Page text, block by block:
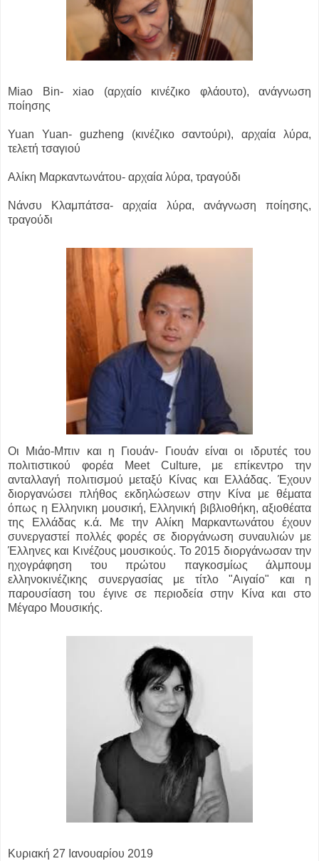
Miao Bin- xiao (αρχαίο κινέζικο φλάουτο), ανάγνωση
ποίησης
Yuan Yuan- guzheng (κινέζικο σαντούρι), αρχαία λύρα,
τελετή τσαγιού
Αλίκη Μαρκαντωνάτου- αρχαία λύρα, τραγούδι
Νάνσυ Κλαμπάτσα- αρχαία λύρα, ανάγνωση ποίησης,
τραγούδι
Οι Μιάο-Μπιν και η Γιουάν- Γιουάν είναι οι ιδρυτές του
πολιτιστικού φορέα Meet Culture, με επίκεντρο την
ανταλλαγή πολιτισμού μεταξύ Κίνας και Ελλάδας. Έχουν
διοργανώσει πλήθος εκδηλώσεων στην Κίνα με θέματα
όπως η Ελληνικη μουσική, Ελληνική βιβλιοθήκη, αξιοθέατα
της Ελλάδας κ.ά. Με την Αλίκη Μαρκαντωνάτου έχουν
συνεργαστεί πολλές φορές σε διοργάνωση συναυλιών με
Έλληνες και Κινέζους μουσικούς. Το 2015 διοργάνωσαν την
ηχογράφηση του πρώτου παγκοσμίως άλμπουμ
ελληνοκινέζικης συνεργασίας με τίτλο "Αιγαίο" και η
παρουσίαση του έγινε σε περιοδεία στην Κίνα και στο
Μέγαρο Μουσικής.
Κυριακή 27 Ιανουαρίου 2019